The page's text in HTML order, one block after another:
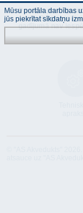
Pasūtot preci
uzskatīta par
gadījumā nav
Mūsu portāla darbības
jūs piekrītat sīkdatņu